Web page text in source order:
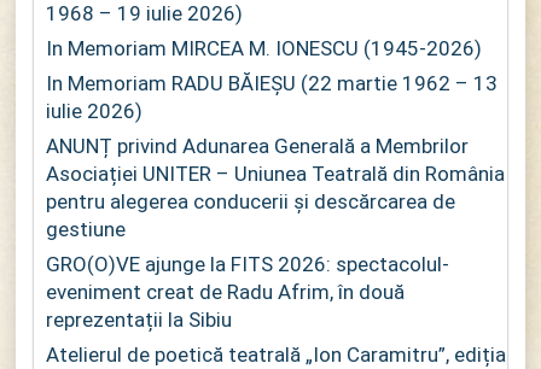
1968 – 19 iulie 2026)
In Memoriam MIRCEA M. IONESCU (1945-2026)
In Memoriam RADU BĂIEȘU (22 martie 1962 – 13
iulie 2026)
ANUNȚ privind Adunarea Generală a Membrilor
Asociației UNITER – Uniunea Teatrală din România
pentru alegerea conducerii și descărcarea de
gestiune
GRO(O)VE ajunge la FITS 2026: spectacolul-
eveniment creat de Radu Afrim, în două
reprezentații la Sibiu
Atelierul de poetică teatrală „Ion Caramitru”, ediția